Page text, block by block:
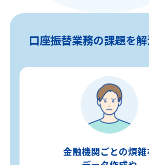
口座振替業務の課題を
金融機関ごとの煩雑